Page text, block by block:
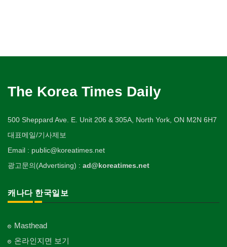
The Korea Times Daily
500 Sheppard Ave. E. Unit 206 & 305A, North York, ON M2N 6H7
대표메일/기사제보
Email : public@koreatimes.net
광고문의(Advertising) : ad@koreatimes.net
캐나다 한국일보
Masthead
온라인지면 보기